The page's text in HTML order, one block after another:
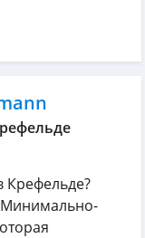
Крефельде?
Минимально-